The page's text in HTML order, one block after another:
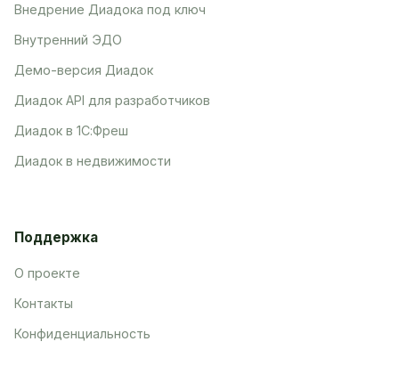
Внедрение Диадока под ключ
Внутренний ЭДО
Демо-версия Диадок
Диадок API для разработчиков
Диадок в 1С:Фреш
Диадок в недвижимости
Поддержка
О проекте
Контакты
Конфиденциальность